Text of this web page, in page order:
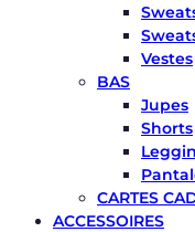
Vestes
BAS
Jupes
Shorts
CARTES
ACCESSOIRES